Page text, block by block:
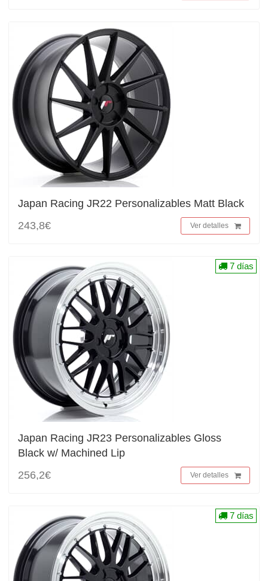
Japan Racing JR22 Personalizables Matt Black
243,8€
Ver detalles
Japan Racing JR23 Personalizables Gloss
Black w/ Machined Lip
256,2€
Ver detalles
7 días
7 días